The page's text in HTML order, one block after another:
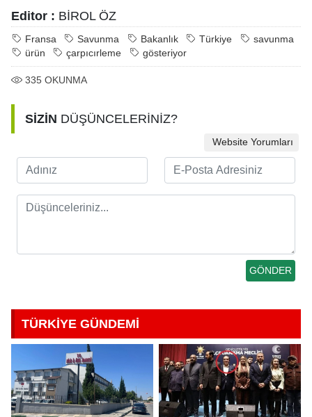
Editor : BİROL ÖZ
Fransa Savunma Bakanlık Türkiye
savunma
ürün
çarpıcırleme gösteriyor
335 OKUNMA
SİZİN DÜŞÜNCELERİNİZ?
Website Yorumları
TÜRKİYE GÜNDEMİ